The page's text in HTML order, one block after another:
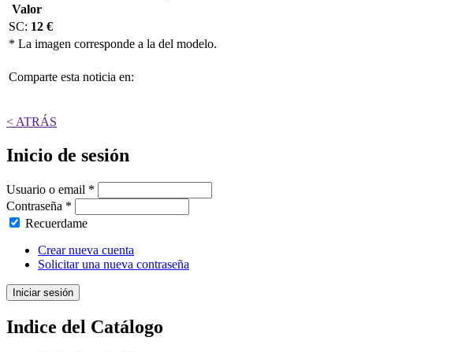
Valor
SC: 12 €
* La imagen corresponde a la del modelo.
Comparte esta noticia en:
< ATRÁS
Inicio de sesión
Usuario o email *
Contraseña *
Recuerdame
Crear nueva cuenta
Solicitar una nueva contraseña
Indice del Catálogo